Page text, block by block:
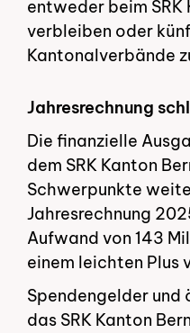
entweder beim SRK
verbleiben oder
Kantonalverbände
Jahresrechnung
Die finanzielle
dem SRK Kanton
Schwerpunkte
Jahresrechnung
Aufwand von 143
einem leichten Plus
Spendengelder
das SRK Kanton